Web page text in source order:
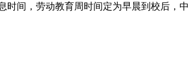
时间，劳动教育周时间定为早晨到校后，